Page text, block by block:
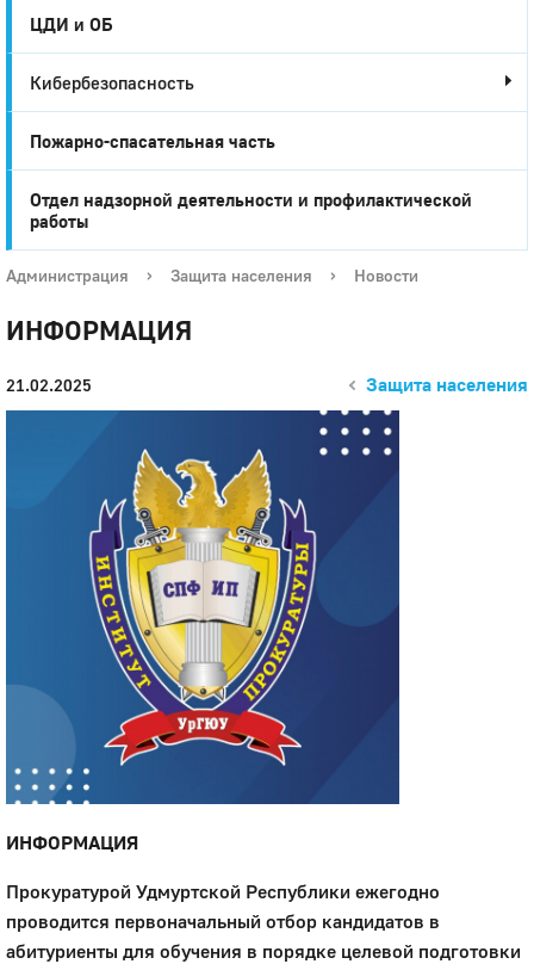
ЦДИ и ОБ
Кибербезопасность
Пожарно-спасательная часть
Отдел надзорной деятельности и профилактической
работы
Администрация › Защита населения › Новости
ИНФОРМАЦИЯ
21.02.2025 Защита населения
ИНФОРМАЦИЯ
Прокуратурой Удмуртской Республики ежегодно
проводится первоначальный отбор кандидатов в
абитуриенты для обучения в порядке целевой подготовки